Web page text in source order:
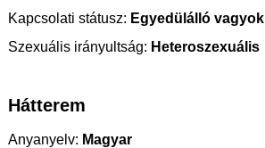
Kapcsolati státusz: Egyedülálló vagyok
Szexuális irányultság: Heteroszexuális
Hátterem
Anyanyelv: Magyar